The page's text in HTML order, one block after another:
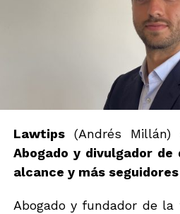
Lawtips(Andrés Millán)
Abogado y divulgador de
alcance y más seguidores
Abogado y fundador de